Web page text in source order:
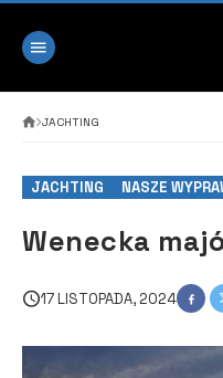
JACHTING
JACHTING NASZE
Wenecka
17 LISTOPADA, 2024